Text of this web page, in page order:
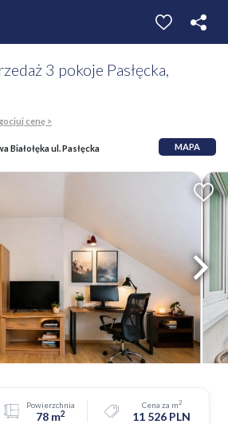
3 pokoje Pasłęcka,
cenę >
Białołęka ul. Pasłęcka MAPA
Powierzchnia
78 m2
Cena za m2
11 526 PLN